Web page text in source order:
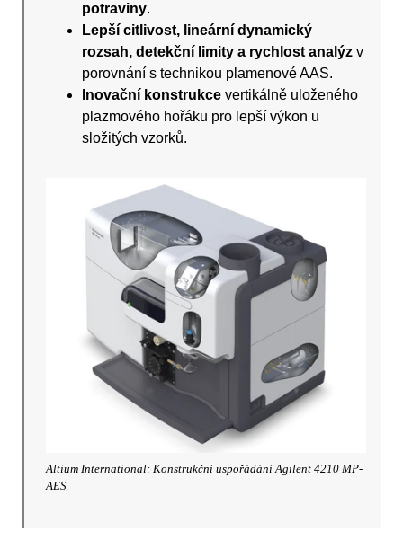
potraviny.
Lepší citlivost, lineární dynamický
rozsah, detekční limity a rychlost analýz v
porovnání s technikou plamenové AAS.
Inovační konstrukce vertikálně uloženého
plazmového hořáku pro lepší výkon u
složitých vzorků.
Altium International: Konstrukční uspořádání Agilent 4210 MP-
AES